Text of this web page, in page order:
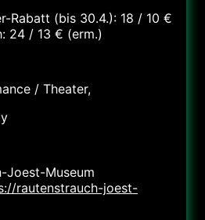
Rabatt (bis 30.4.): 18 / 10 €
24 / 13 € (erm.)
/ Theater,
Joest-Museum
rautenstrauch-joest-